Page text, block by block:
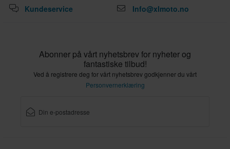
XXL
M
270 x 365 x 260 mm
Kundeservice Info@xlmoto.no
Abonner på vårt nyhetsbrev for nyheter og
fantastiske tilbud!
Ved å registrere deg for vårt nyhetsbrev godkjenner du vårt
Personvernerklæring